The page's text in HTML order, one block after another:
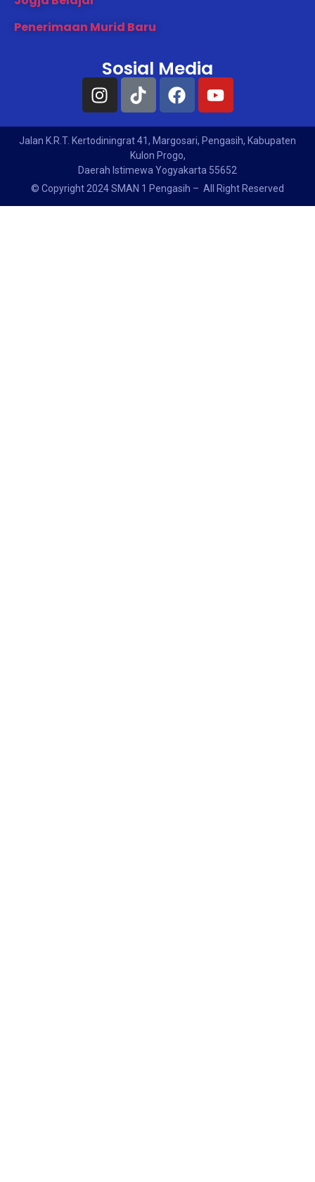
Penerimaan Murid Baru
Sosial Media
Jalan K.R.T. Kertodiningrat 41, Margosari, Pengasih, Kabupaten
Kulon Progo,
Daerah Istimewa Yogyakarta 55652
© Copyright 2024 SMAN 1 Pengasih – All Right Reserved